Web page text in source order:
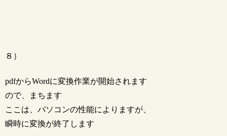
８）
pdfからWordに変換作業が開始されます
ので、まちます
ここは、パソコンの性能によりますが、
瞬時に変換が終了します